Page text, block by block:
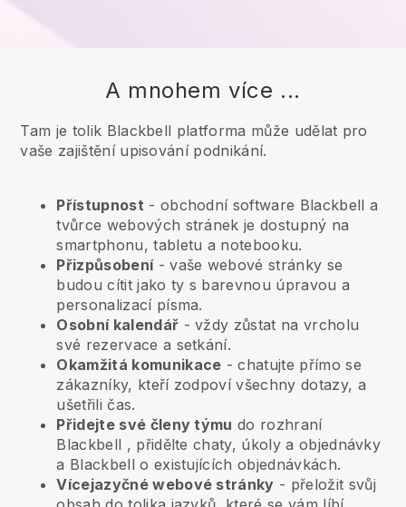
A mnohem více ...
Tam je tolik Blackbell platforma může udělat pro
vaše zajištění upisování podnikání.
Přístupnost - obchodní software Blackbell a
tvůrce webových stránek je dostupný na
smartphonu, tabletu a notebooku.
Přizpůsobení- vaše webové stránky se
budou cítit jako ty s barevnou úpravou a
personalizací písma.
Osobní kalendář - vždy zůstat na vrcholu
své rezervace a setkání.
Okamžitá komunikace - chatujte přímo se
zákazníky, kteří zodpoví všechny dotazy, a
ušetřili čas.
Přidejte své členy týmu do rozhraní
Blackbell , přidělte chaty, úkoly a objednávky
a Blackbell o existujících objednávkách.
Vícejazyčné webové stránky - přeložit svůj